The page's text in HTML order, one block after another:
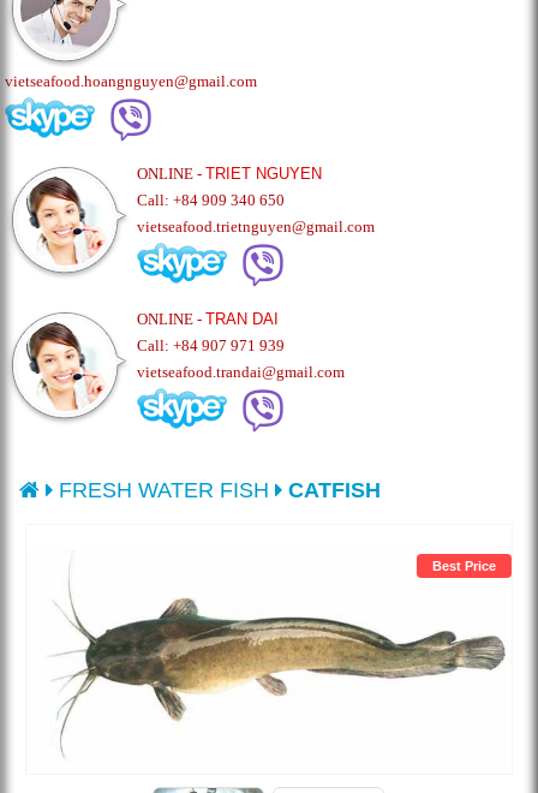
vietseafood.hoangnguyen@gmail.com
ONLINE -TRIET NGUYEN
Call: +84 909 340 650
vietseafood.trietnguyen@gmail.com
ONLINE -TRAN DAI
Call: +84 907 971 939
vietseafood.trandai@gmail.com
FRESH WATER FISH CATFISH
Best Price